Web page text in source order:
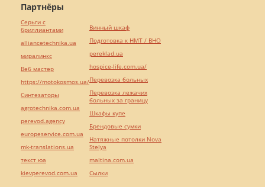
Партнёры
Серьги с
бриллиантами
alliancetechnika.ua
миралинкс
Веб мастер
https://motokosmos.ua/
Синтезаторы
agrotechnika.com.ua
perevod.agency
europeservice.com.ua
mk-translations.ua
текст юа
kievperevod.com.ua
Винный шкаф
Подготовка к НМТ / ВНО
pereklad.ua
hospice-life.com.ua/
Перевозка больных
Перевозка лежачих
больных за границу
Шкафы купе
Брендовые сумки
Натяжные потолки Nova
Stelya
maltina.com.ua
Cылки